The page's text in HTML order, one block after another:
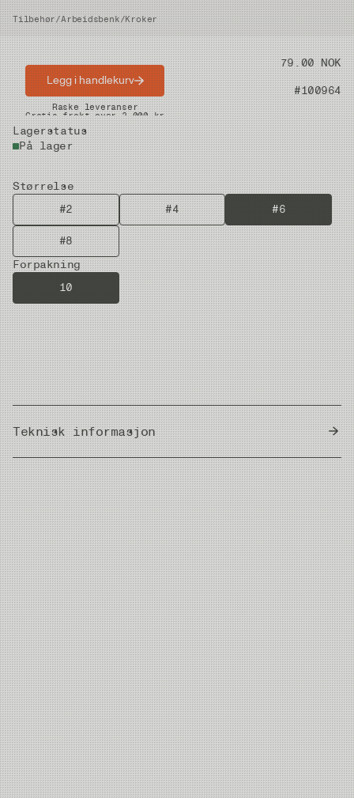
Tilbehør/Arbeidsbenk/Kroker
Pris 79.00 NOK
Artikkelnummer #100964
Lagerstatus
På lager
Størrelse
#2
#4 #6
#8
Forpakning
10
Legg i handlekurv
Raske leveranser
Gratis frakt over 2.000 kr
Teknisk informasjon
Country of Origin Japan